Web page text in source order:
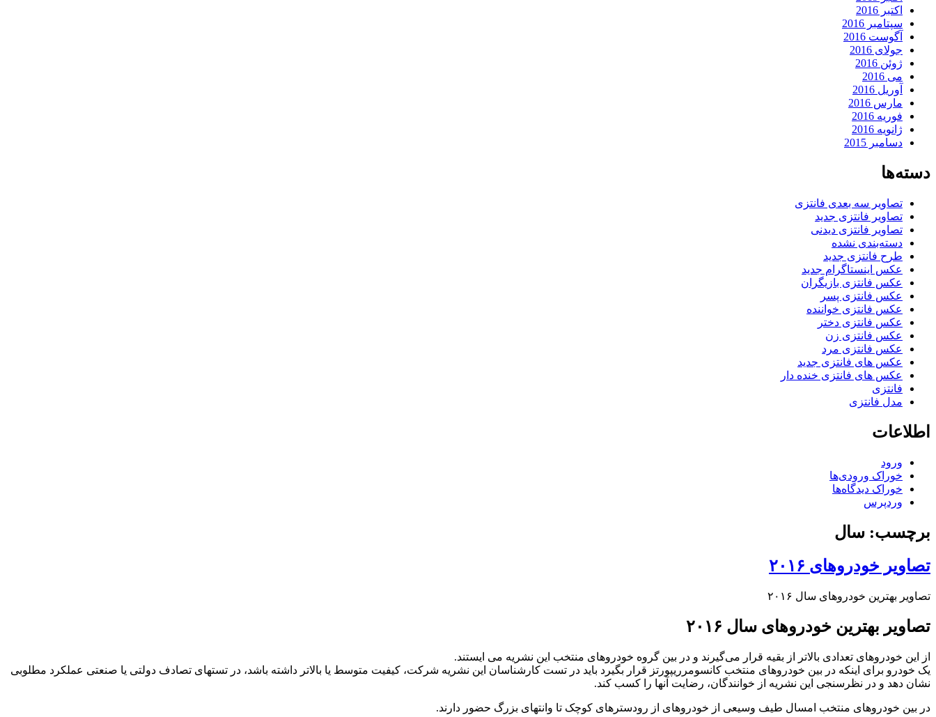
اکتبر 2016
سپتامبر 2016
آگوست 2016
جولای 2016
ژوئن 2016
می 2016
آوریل 2016
مارس 2016
فوریه 2016
ژانویه 2016
دسامبر 2015
دسته‌ها
تصاویر سه بعدی فانتزی
تصاویر فانتزی جدید
تصاویر فانتزی دیدنی
دسته‌بندی نشده
طرح فانتزی جدید
عکس اینستاگرام جدید
عکس فانتزی بازیگران
عکس فانتزی پسر
عکس فانتزی خواننده
عکس فانتزی دختر
عکس فانتزی زن
عکس فانتزی مرد
عکس های فانتزی جدید
عکس های فانتزی خنده دار
فانتزی
مدل فانتزی
اطلاعات
ورود
خوراک ورودی‌ها
خوراک دیدگاه‌ها
وردپرس
برچسب: سال
تصاویر خودروهای ۲۰۱۶
تصاویر بهترین خودروهای سال ۲۰۱۶
تصاویر بهترین خودروهای سال ۲۰۱۶
از این خودروهای تعدادی بالاتر از بقیه قرار می‌گیرند و در بین گروه خودروهای منتخب این نشریه می ایستند.
یک خودرو برای اینکه در بین خودروهای منتخب کانسومرریپورتز قرار بگیرد باید در تست کارشناسان این نشریه شرکت، کیفیت متوسط یا بالاتر داشته باشد، در تستهای تصادف دولتی یا صنعتی عملکرد مطلوبی
نشان دهد و در نظرسنجی این نشریه از خوانندگان، رضایت آنها را کسب کند.
در بین خودروهای منتخب امسال طیف وسیعی از خودروهای از رودسترهای کوچک تا وانتهای بزرگ حضور دارند.